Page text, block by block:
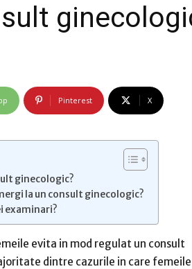
comunicate
Pinterest X
ginecologic?
la un consult ginecologic?
examinari?
evita in mod regulat un consult
dintre cazurile in care femeile